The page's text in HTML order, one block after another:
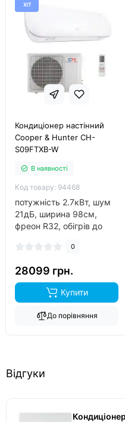
ХІТ
Кондиціонер настінний
Cooper & Hunter CH-
S09FTXB-W
В наявності
Код товару: 94468
потужність 2.7кВт, шум
21дБ, ширина 98см,
фреон R32, обігрів до
0
28099 грн.
Купити
До порівняння
Відгуки